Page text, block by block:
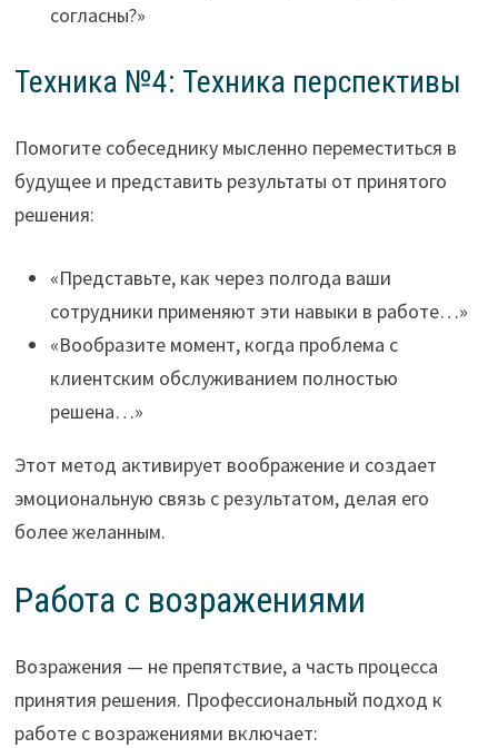
согласны?»
Техника №4: Техника перспективы
Помогите собеседнику мысленно переместиться в
будущее и представить результаты от принятого
решения:
«Представьте, как через полгода ваши
сотрудники применяют эти навыки в работе…»
«Вообразите момент, когда проблема с
клиентским обслуживанием полностью
решена…»
Этот метод активирует воображение и создает
эмоциональную связь с результатом, делая его
более желанным.
Работа с возражениями
Возражения — не препятствие, а часть процесса
принятия решения. Профессиональный подход к
работе с возражениями включает: